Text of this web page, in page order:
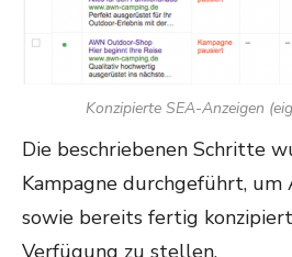
Konzipierte SEA-Anzeigen
Die beschriebenen Schritte
Kampagne durchgeführt,
sowie bereits fertig
Verfügung zu stellen.